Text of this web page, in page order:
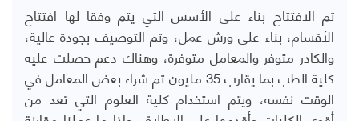
تم الافتتاح بناء على الأسس التي يتم وفقا لها افتتاح
الأقسام، بناء على ورش عمل، وتم التوصيف بجودة عالية،
والكادر متوفر والمعامل متوفرة، وهناك دعم حصلت عليه
كلية الطب بما يقارب 35 مليون تم شراء بعض المعامل في
الوقت نفسه، ويتم استخدام كلية العلوم التي تعد من